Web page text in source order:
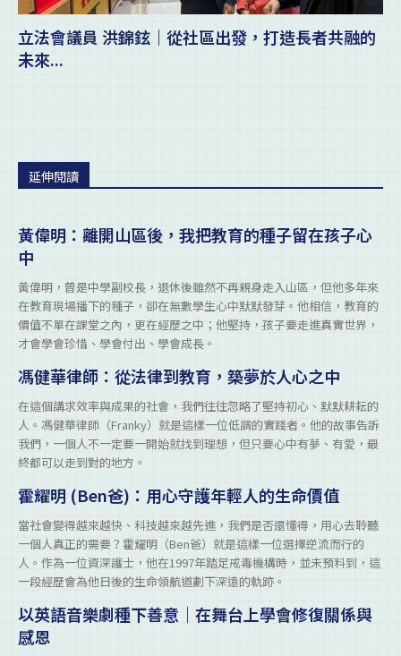
立法會議員 洪錦鉉｜從社區出發，打造長者共融的
未來...
延伸閱讀
黃偉明：離開山區後，我把教育的種子留在孩子心
中
黃偉明，曾是中學副校長，退休後雖然不再親身走入山區，但他多年來
在教育現場播下的種子，卻在無數學生心中默默發芽。他相信，教育的
價值不單在課堂之內，更在經歷之中；他堅持，孩子要走進真實世界，
才會學會珍惜、學會付出、學會成長。
馮健華律師：從法律到教育，築夢於人心之中
在這個講求效率與成果的社會，我們往往忽略了堅持初心、默默耕耘的
人。馮健華律師（Franky）就是這樣一位低調的實踐者。他的故事告訴
我們，一個人不一定要一開始就找到理想，但只要心中有夢、有愛，最
終都可以走到對的地方。
霍耀明 (Ben爸)：用心守護年輕人的生命價值
當社會變得越來越快、科技越來越先進，我們是否還懂得，用心去聆聽
一個人真正的需要？霍耀明（Ben爸）就是這樣一位選擇逆流而行的
人。作為一位資深護士，他在1997年踏足戒毒機構時，並未預料到，這
一段經歷會為他日後的生命領航道劃下深遠的軌跡。
以英語音樂劇種下善意｜在舞台上學會修復關係與
感恩